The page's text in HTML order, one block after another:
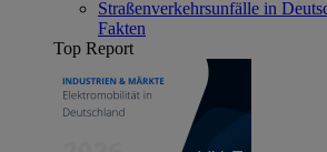
Straßenverkehrsunfälle in
Fakten
Top Report